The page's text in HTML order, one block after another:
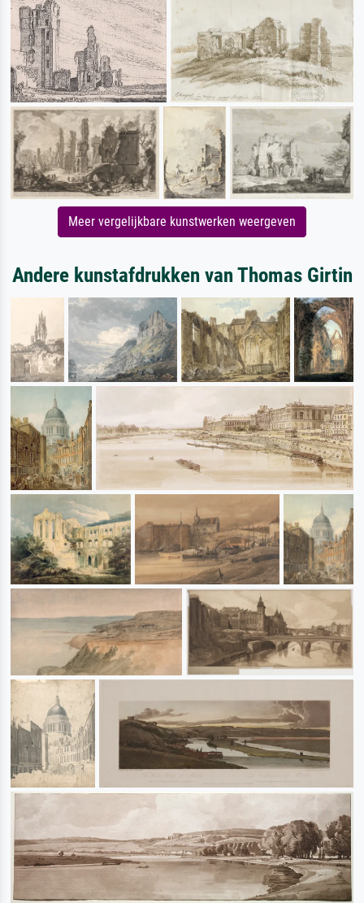
Meer vergelijkbare kunstwerken weergeven
Andere kunstafdrukken van Thomas Girtin